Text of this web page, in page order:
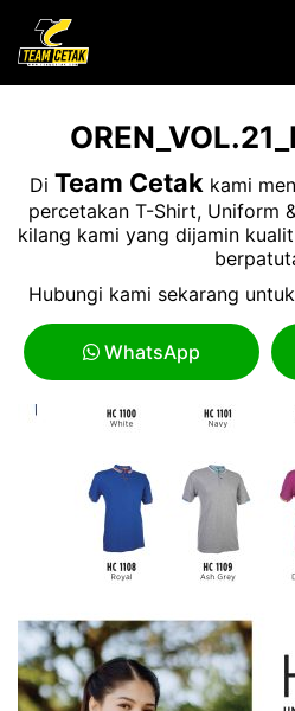
Di Team Cetak kami
percetakan T-Shirt, Uniform
kilang kami yang dijamin
Hubungi kami sekarang
WhatsApp